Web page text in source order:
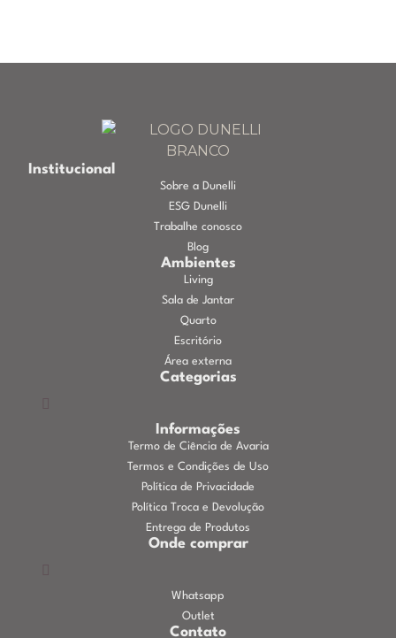
Institucional
Sobre a Dunelli
ESG Dunelli
Trabalhe conosco
Blog
Ambientes
Living
Sala de Jantar
Quarto
Escritório
Área externa
Categorias
Informações
Termo de Ciência de Avaria
Termos e Condições de Uso
Política de Privacidade
Política Troca e Devolução
Entrega de Produtos
Onde comprar
Whatsapp
Outlet
Contato